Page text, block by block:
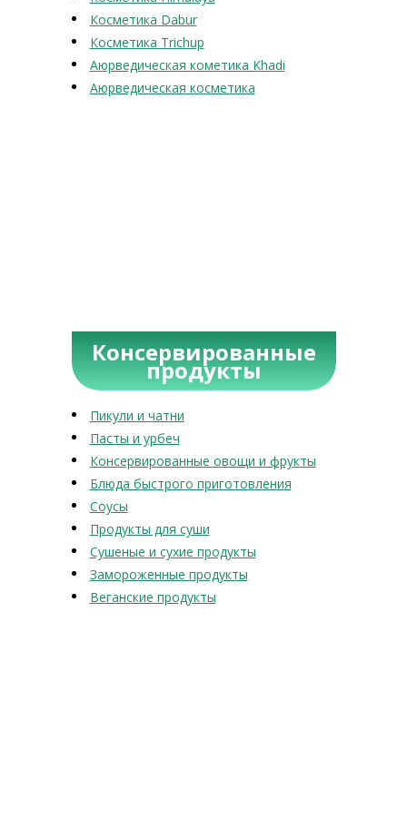
Косметика Dabur
Косметика Trichup
Аюрведическая кометика Khadi
Аюрведическая косметика
Консервированные
продукты
Пикули и чатни
Пасты и урбеч
Консервированные овощи и фрукты
Блюда быстрого приготовления
Соусы
Продукты для суши
Сушеные и сухие продукты
Замороженные продукты
Веганские продукты